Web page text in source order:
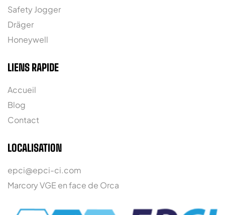
Safety Jogger
Dräger
Honeywell
LIENS RAPIDE
Accueil
Blog
Contact
LOCALISATION
epci@epci-ci.com
Marcory VGE en face de Orca